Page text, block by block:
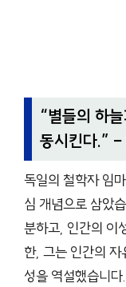
“별들의 하
동시킨다.” –
독일의 철학자 임
심 개념으로 삼았
분하고, 인간의 이
한, 그는 인간의
성을 역설했습니